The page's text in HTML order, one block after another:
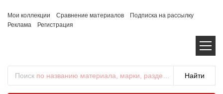
Мои коллекции Сравнение материалов
Подписка на рассылку
Реклама
Регистрация
Поиск по названию материала, марки, раздела...